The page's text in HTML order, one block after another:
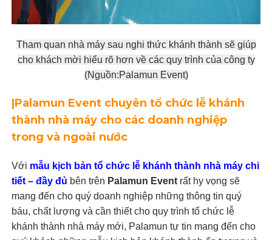
Tham quan nhà máy sau nghi thức khánh thành sẽ giúp
cho khách mời hiểu rõ hơn về các quy trình của công ty
(Nguồn:Palamun Event)
|Palamun Event chuyên tổ chức lễ khánh
thành nhà máy cho các doanh nghiệp
trong và ngoài nước
​Với mẫu kịch bản tổ chức lễ khánh thành nhà máy chi
tiết – đầy đủ bên trên Palamun Event rất hy vọng sẽ
mang đến cho quý doanh nghiệp những thông tin quý
báu, chất lượng và cần thiết cho quy trình tổ chức lễ
khánh thành nhà máy mới, Palamun tự tin mang đến cho